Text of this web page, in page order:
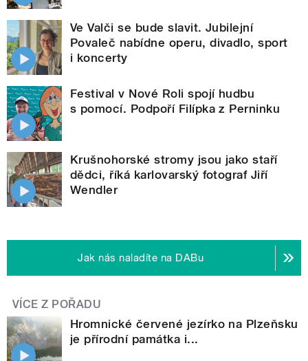
Ve Valči se bude slavit. Jubilejní
Povaleč nabídne operu, divadlo, sport
i koncerty
Festival v Nové Roli spojí hudbu
s pomocí. Podpoří Filípka z Perninku
Krušnohorské stromy jsou jako staří
dědci, říká karlovarský fotograf Jiří
Wendler
Jak nás naladíte na DABu
VÍCE Z POŘADU
Hromnické červené jezírko na Plzeňsku
je přírodní památka i...